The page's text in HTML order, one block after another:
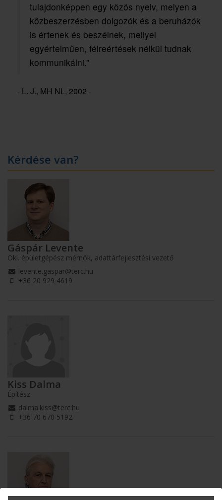
tulajdonképpen egy közös nyelv, melyen a
közbeszerzésben dolgozók és a beruházók
is értenek és beszélnek, mellyel
egyértelműen, félreértések nélkül tudnak
kommunikálni.”
- L. J., MH NL, 2002 -
Kérdése van?
Gáspár Levente
Okl. épületgépész mérnök, adattárfejlesztési vezető
levente.gaspar@terc.hu
+36 20 929 4619
Kiss Dalma
Építész
dalma.kiss@terc.hu
+36 70 670 5192